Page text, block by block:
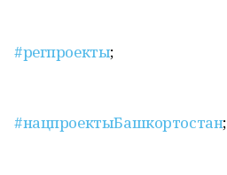
#регпроекты;
#нацпроектыБашкортостан;